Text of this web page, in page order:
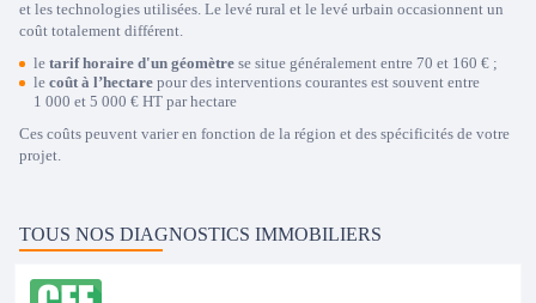
et les technologies utilisées. Le levé rural et le levé urbain occasionnent un
coût totalement différent.
le tarif horaire d'un géomètre se situe généralement entre 70 et 160 € ;
le coût à l’hectare pour des interventions courantes est souvent entre
1 000 et 5 000 € HT par hectare
Ces coûts peuvent varier en fonction de la région et des spécificités de votre
projet.
TOUS NOS DIAGNOSTICS IMMOBILIERS